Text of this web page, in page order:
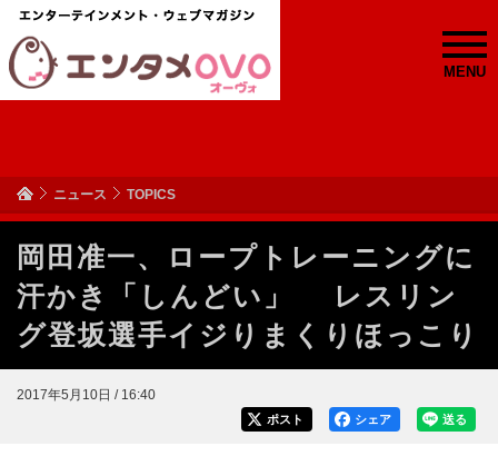
MENU
ニュース TOPICS
岡田准一、ロープトレーニングに
汗かき「しんどい」 レスリン
グ登坂選手イジりまくりほっこり
2017年5月10日 / 16:40
送る
シェア
ポスト